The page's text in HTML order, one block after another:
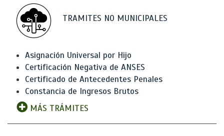
TRAMITES NO MUNICIPALES
Asignación Universal por Hijo
Certificación Negativa de ANSES
Certificado de Antecedentes Penales
Constancia de Ingresos Brutos
MÁS TRÁMITES